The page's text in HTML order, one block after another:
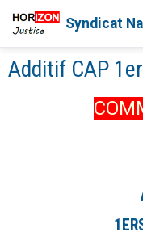
Syndicat
Additif CAP